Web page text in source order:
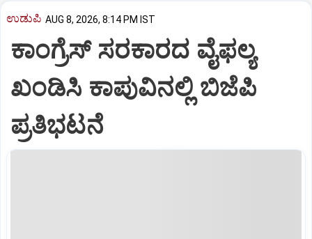
ಉಡುಪಿ AUG 8, 2026, 8:14 PM IST
ಕಾಂಗ್ರೆಸ್ ಸರಕಾರದ ವೈಫಲ್ಯ
ಖಂಡಿಸಿ ಕಾಪುವಿನಲ್ಲಿ ಬಿಜೆಪಿ
ಪ್ರತಿಭಟನೆ